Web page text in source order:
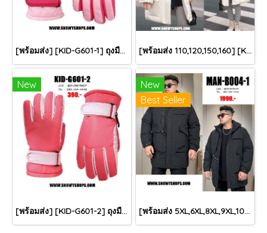
[พร้อมส่ง] [KID-G601-1] ถุงมือกันหนาวเด็กสีชมพูอ่อน ซับขนด้านใน ใส่กันหนาวเล่นหิมะได้ (เหมาะสำหรับเด็ก 3-5ขวบ) [พร้อมส่ง 110,120,150,160] [KID-C5040-2] เสื้อโค้ทกันหนาวเด็กขนเป็ดสีขาว แขนยาว มีกระเป๋าสองข้าง แบบซิปด้านหน้า หมวกฮู้ดติดเฟอร์ฟรุ้งฟริ้งใส่ติดลบกันหนาว เล่นหิมะได้ค่ะ
New
[พร้อมส่ง] [KID-G601-2] ถุงมือกันหนาวเด็กสีชมพูเข้ม ซับขนด้านใน ใส่กันหนาวเล่นหิมะได้ (เหมาะสำหรับเด็ก 3-5ขวบ)
New
Best Seller
[พร้อมส่ง 5XL,6XL,8XL,9XL,10XL] [Man-B004-1] Down Jackets BigSize เสื้อโค้ทขนเป็ดกันหนาวสีดำชายไซด์ใหญ่ มีหมวกฮู้ด ซิปด้านหน้า กันน้ำ ใส่กันหนาวติดลบได้อย่างดี